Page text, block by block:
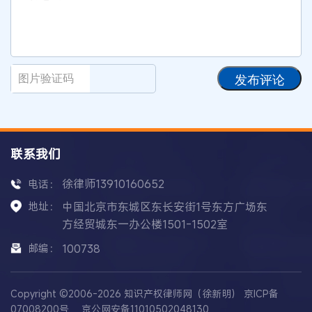
发布评论
联系我们
电话： 徐律师13910160652
地址：
中国北京市东城区东长安街1号东方广场东
方经贸城东一办公楼1501-1502室
邮编： 100738
Copyright ©2006-2026 知识产权律师网（徐新明） 京ICP备
07008200号
京公网安备11010502048130